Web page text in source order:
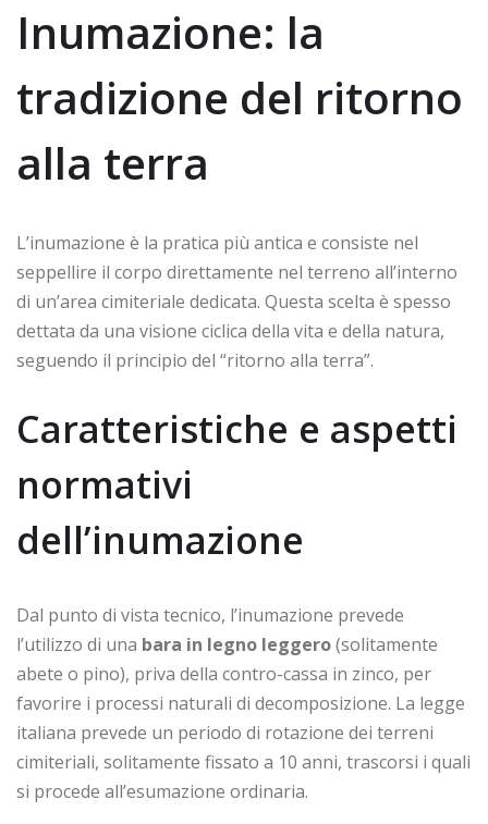
Inumazione: la
tradizione del ritorno
alla terra
L’inumazione è la pratica più antica e consiste nel
seppellire il corpo direttamente nel terreno all’interno
di un’area cimiteriale dedicata. Questa scelta è spesso
dettata da una visione ciclica della vita e della natura,
seguendo il principio del “ritorno alla terra”.
Caratteristiche e aspetti
normativi
dell’inumazione
Dal punto di vista tecnico, l’inumazione prevede
l’utilizzo di una bara in legno leggero(solitamente
abete o pino), priva della contro-cassa in zinco, per
favorire i processi naturali di decomposizione. La legge
italiana prevede un periodo di rotazione dei terreni
cimiteriali, solitamente fissato a 10 anni, trascorsi i quali
si procede all’esumazione ordinaria.